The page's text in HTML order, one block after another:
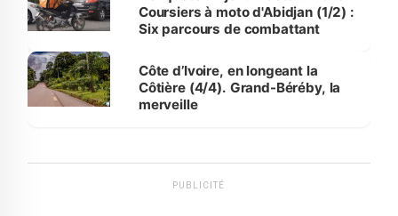
Coursiers à moto d'Abidjan (1/2) :
Six parcours de combattant
Côte d’Ivoire, en longeant la
Côtière (4/4). Grand-Béréby, la
merveille
PUBLICITÉ